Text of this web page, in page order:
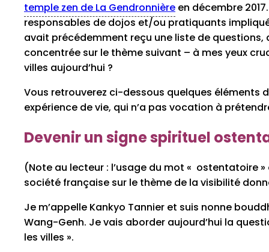
temple zen de La Gendronnière en décembre
responsables de dojos et/ou pratiquants
avait précédemment reçu une liste de questions,
concentrée sur le thème suivant – à mes yeux
villes aujourd’hui ?
Vous retrouverez ci-dessous quelques éléments
expérience de vie, qui n’a pas vocation à
Devenir un signe spirituel
(Note au lecteur : l’usage du mot « ostentatoire
société française sur le thème de la visibilité
Je m’appelle Kankyo Tannier et suis nonne
Wang-Genh. Je vais aborder aujourd’hui la
les villes ».